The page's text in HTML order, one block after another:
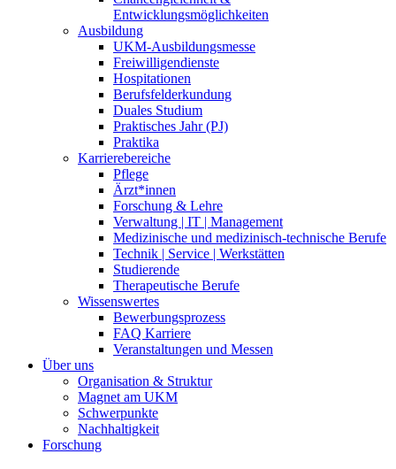
Entwicklungsmöglichkeiten
Ausbildung
UKM-Ausbildungsmesse
Freiwilligendienste
Hospitationen
Berufsfelderkundung
Duales Studium
Praktisches Jahr (PJ)
Praktika
Karrierebereiche
Pflege
Ärzt*innen
Forschung & Lehre
Verwaltung | IT | Management
Medizinische und medizinisch-technische Berufe
Technik | Service | Werkstätten
Studierende
Therapeutische Berufe
Wissenswertes
Bewerbungsprozess
FAQ Karriere
Veranstaltungen und Messen
Über uns
Organisation & Struktur
Magnet am UKM
Schwerpunkte
Nachhaltigkeit
Forschung